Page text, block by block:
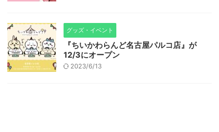
グッズ・イベント
『ちいかわらんど名古屋パルコ店』が
12/3にオープン
2023/6/13